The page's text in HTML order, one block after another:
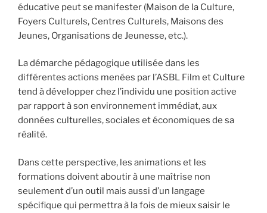
éducative peut se manifester (Maison de la Culture,
Foyers Culturels, Centres Culturels, Maisons des
Jeunes, Organisations de Jeunesse, etc.).
La démarche pédagogique utilisée dans les
différentes actions menées par l’ASBL Film et Culture
tend à développer chez l’individu une position active
par rapport à son environnement immédiat, aux
données culturelles, sociales et économiques de sa
réalité.
Dans cette perspective, les animations et les
formations doivent aboutir à une maîtrise non
seulement d’un outil mais aussi d’un langage
spécifique qui permettra à la fois de mieux saisir le